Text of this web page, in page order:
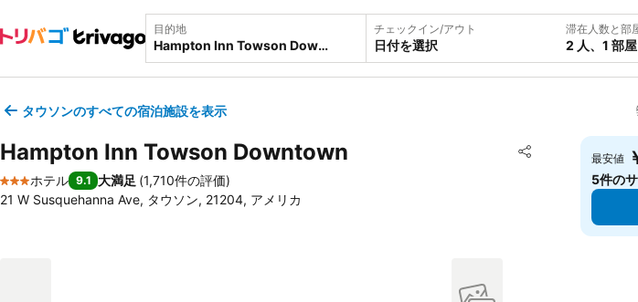
目的地 チェックイン/アウト
日付を選択
滞在人数と部
2 人、1 部屋
タウソンのすべての宿泊施設を表示
Hampton Inn Towson Downtown シェア
お気に入りに
3 ホテルのランク
ホテル 9.1 大満足 (1,710件の評価)
21 W Susquehanna Ave, タウソン, 21204, アメリカ
最安値
5件の